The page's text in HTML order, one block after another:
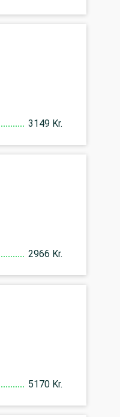
3149 Kr.
2966 Kr.
5170 Kr.